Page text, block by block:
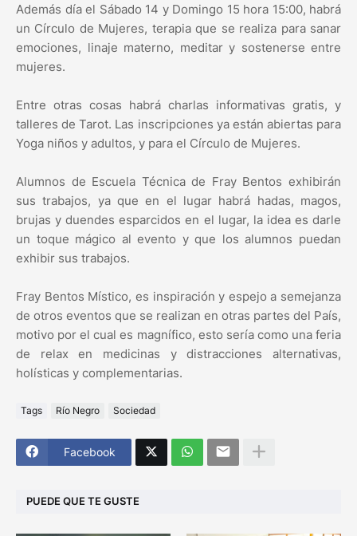
Además día el Sábado 14 y Domingo 15 hora 15:00, habrá
un Círculo de Mujeres, terapia que se realiza para sanar
emociones, linaje materno, meditar y sostenerse entre
mujeres.
Entre otras cosas habrá charlas informativas gratis, y
talleres de Tarot. Las inscripciones ya están abiertas para
Yoga niños y adultos, y para el Círculo de Mujeres.
Alumnos de Escuela Técnica de Fray Bentos exhibirán
sus trabajos, ya que en el lugar habrá hadas, magos,
brujas y duendes esparcidos en el lugar, la idea es darle
un toque mágico al evento y que los alumnos puedan
exhibir sus trabajos.
Fray Bentos Místico, es inspiración y espejo a semejanza
de otros eventos que se realizan en otras partes del País,
motivo por el cual es magnífico, esto sería como una feria
de relax en medicinas y distracciones alternativas,
holísticas y complementarias.
Tags Río Negro Sociedad
Facebook
PUEDE QUE TE GUSTE